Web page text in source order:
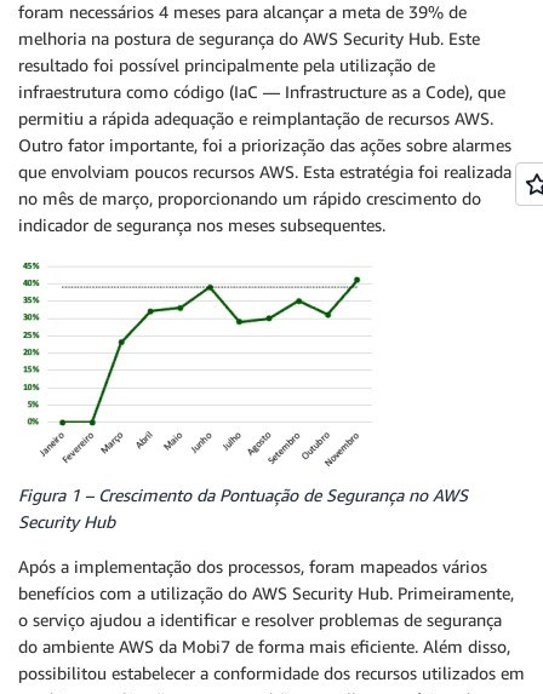
foram necessários 4 meses para alcançar a meta de 39% de
melhoria na postura de segurança do AWS Security Hub. Este
resultado foi possível principalmente pela utilização de
infraestrutura como código (IaC — Infrastructure as a Code), que
permitiu a rápida adequação e reimplantação de recursos AWS.
Outro fator importante, foi a priorização das ações sobre alarmes
que envolviam poucos recursos AWS. Esta estratégia foi realizada
no mês de março, proporcionando um rápido crescimento do
indicador de segurança nos meses subsequentes.
Figura 1 – Crescimento da Pontuação de Segurança no AWS
Security Hub
Após a implementação dos processos, foram mapeados vários
benefícios com a utilização do AWS Security Hub. Primeiramente,
o serviço ajudou a identificar e resolver problemas de segurança
do ambiente AWS da Mobi7 de forma mais eficiente. Além disso,
possibilitou estabelecer a conformidade dos recursos utilizados em